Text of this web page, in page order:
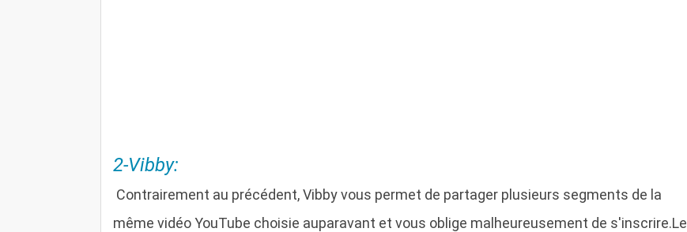
2-Vibby:
Contrairement au précédent, Vibby vous permet de partager plusieurs segments de la
même vidéo YouTube choisie auparavant et vous oblige malheureusement de s'inscrire.Le